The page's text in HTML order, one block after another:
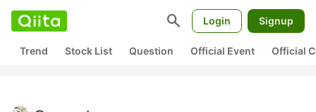
search Login Signup
Trend Stock List Question Official Event Official